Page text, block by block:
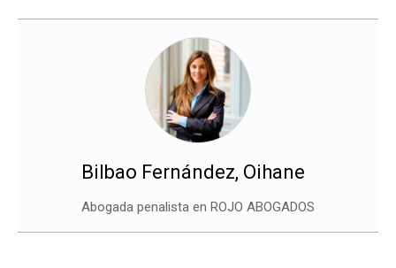
Bilbao Fernández, Oihane
Abogada penalista en ROJO ABOGADOS